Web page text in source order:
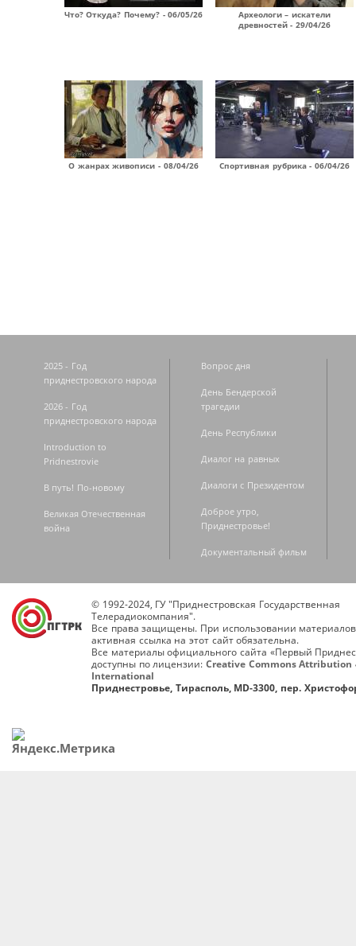
Что? Откуда? Почему? - 06/05/26
Археологи – искатели
древностей - 29/04/26
О жанрах живописи - 08/04/26 Спортивная рубрика - 06/04/26
2025 - Год
приднестровского народа
2026 - Год
приднестровского народа
Introduction to
Pridnestrovie
В путь! По-новому
Великая Отечественная
война
Вопрос дня
День Бендерской
трагедии
День Республики
Диалог на равных
Диалоги с Президентом
Доброе утро,
Приднестровье!
Документальный фильм
© 1992-2024, ГУ "Приднестровская Государственная
Телерадиокомпания".
Все права защищены. При использовании
активная ссылка на этот сайт обязательна.
Все материалы официального сайта «Первый
доступны по лицензии: Creative Commons Attribution
International
Приднестровье, Тирасполь, MD-3300, пер.